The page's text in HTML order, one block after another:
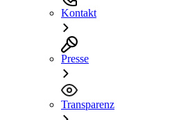
Kontakt
Presse
Transparenz